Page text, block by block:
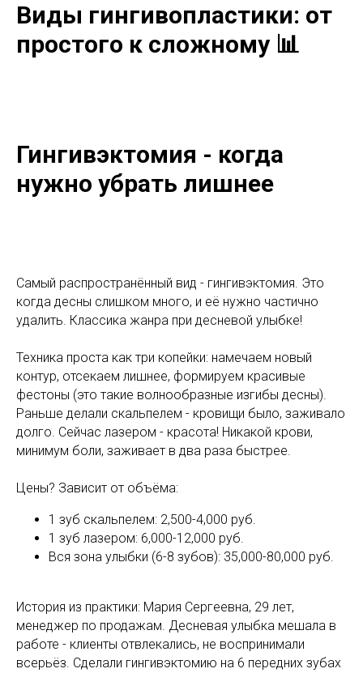
Виды гингивопластики: от
простого к сложному 📊
Гингивэктомия - когда
нужно убрать лишнее
Самый распространённый вид - гингивэктомия. Это
когда десны слишком много, и её нужно частично
удалить. Классика жанра при десневой улыбке!
Техника проста как три копейки: намечаем новый
контур, отсекаем лишнее, формируем красивые
фестоны (это такие волнообразные изгибы десны).
Раньше делали скальпелем - кровищи было, заживало
долго. Сейчас лазером - красота! Никакой крови,
минимум боли, заживает в два раза быстрее.
Цены? Зависит от объёма:
1 зуб скальпелем: 2,500-4,000 руб.
1 зуб лазером: 6,000-12,000 руб.
Вся зона улыбки (6-8 зубов): 35,000-80,000 руб.
История из практики: Мария Сергеевна, 29 лет,
менеджер по продажам. Десневая улыбка мешала в
работе - клиенты отвлекались, не воспринимали
всерьёз. Сделали гингивэктомию на 6 передних зубах